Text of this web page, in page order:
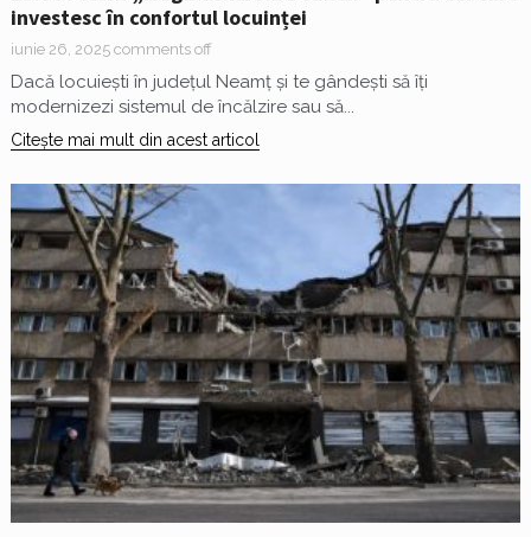
investesc în confortul locuinței
iunie 26, 2025 comments off
Dacă locuiești în județul Neamț și te gândești să îți
modernizezi sistemul de încălzire sau să...
Citește mai mult din acest articol